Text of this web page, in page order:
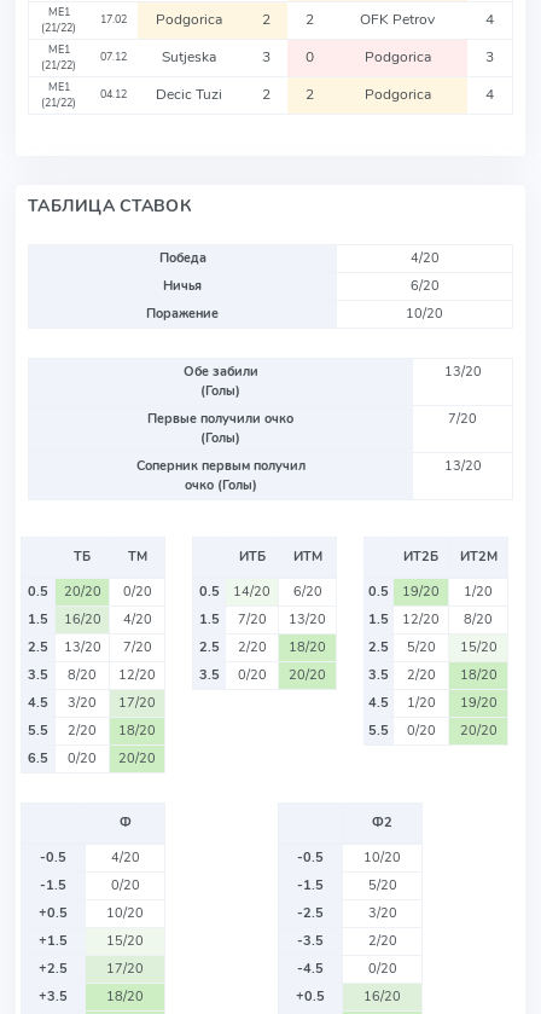
ME1
(21/22)
17.02 Podgorica 2 2 OFK Petrov 4
ME1
(21/22)
07.12 Sutjeska 3 0 Podgorica 3
ME1
(21/22)
04.12 Decic Tuzi 2 2 Podgorica 4
ТАБЛИЦА СТАВОК
Победа
4/20
Ничья
6/20
Поражение
10/20
Обе забили
(Голы)
13/20
Первые получили очко
(Голы)
7/20
Соперник первым получил
очко (Голы)
13/20
ТБ
ТМ
0.5
20/20
0/20
1.5
16/20
4/20
2.5
13/20
7/20
3.5
8/20
12/20
4.5
3/20
17/20
5.5
2/20
18/20
6.5
0/20 20/20
ИТБ
ИТМ
0.5
14/20
6/20
1.5
7/20
13/20
2.5
2/20
18/20
3.5
0/20 20/20
ИТ2Б
ИТ2М
0.5
19/20
1/20
1.5
12/20
8/20
2.5
5/20
15/20
3.5
2/20
18/20
4.5
1/20
19/20
5.5
0/20 20/20
Ф
-0.5
4/20
-1.5
0/20
+0.5
10/20
+1.5
15/20
+2.5
17/20
+3.5
18/20
Ф2
-0.5
10/20
-1.5
5/20
-2.5
3/20
-3.5
2/20
-4.5
0/20
+0.5
16/20